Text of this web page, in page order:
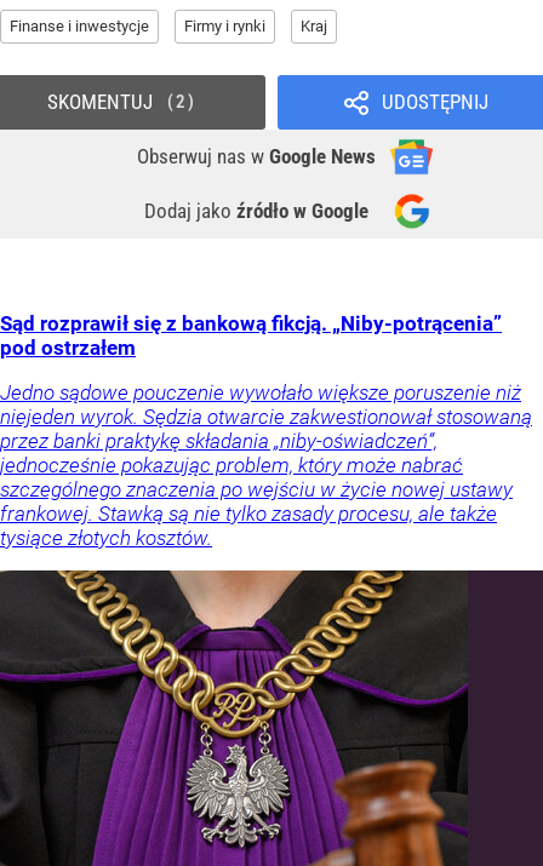
Finanse i inwestycje Firmy i rynki Kraj
UDOSTĘPNIJ
Obserwuj nas w Google News
Dodaj jako źródło w Google
SKOMENTUJ 2
Sąd rozprawił się z bankową fikcją. „Niby-potrącenia”
pod ostrzałem
Jedno sądowe pouczenie wywołało większe poruszenie niż
niejeden wyrok. Sędzia otwarcie zakwestionował stosowaną
przez banki praktykę składania „niby-oświadczeń”,
jednocześnie pokazując problem, który może nabrać
szczególnego znaczenia po wejściu w życie nowej ustawy
frankowej. Stawką są nie tylko zasady procesu, ale także
tysiące złotych kosztów.